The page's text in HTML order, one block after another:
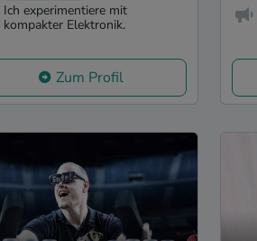
Ich experimentiere mit
kompakter Elektronik.
Zum Profil